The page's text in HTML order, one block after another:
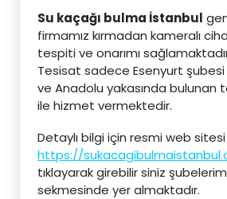
Su kaçağı bulma İstanbul
firmamız kırmadan kameralı
tespiti ve onarımı
Tesisat sadece Esenyurt
ve Anadolu yakasında bulunan
ile hizmet vermektedir.
Detaylı bilgi için resmi web sitesi
https://
tıklayarak girebilir siniz
sekmesinde yer almaktadır.